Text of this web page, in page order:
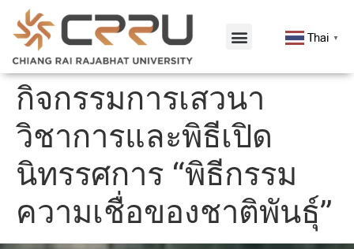
Thai ▼
กิจกรรมการเสวนา
วิชาการและพิธีเปิด
นิทรรศการ “พิธีกรรม
ความเชื่อของชาติพันธุ์”